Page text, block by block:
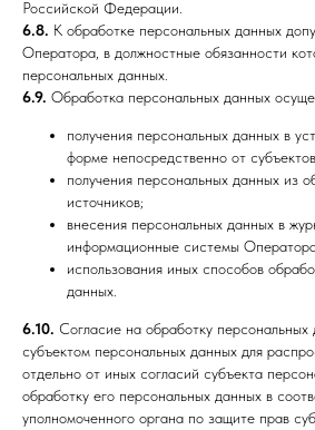
Российской Федерации.
6.8. К обработке персональных данных
Оператора, в должностные обязанности
персональных данных.
6.9. Обработка персональных данных
получения персональных данных в
форме непосредственно от
получения персональных данных из
источников;
внесения персональных данных в
информационные системы
использования иных способов
данных.
6.10. Согласие на обработку
субъектом персональных данных для
отдельно от иных согласий субъекта
обработку его персональных данных в
уполномоченного органа по защите прав